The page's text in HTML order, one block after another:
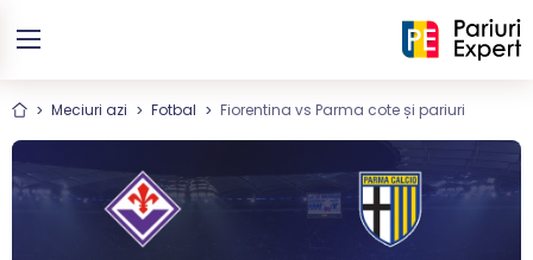
Meciuri azi Fotbal Fiorentina vs Parma cote și pariuri